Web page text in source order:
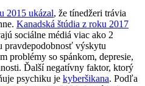
2015 ukázal, že tínedžeri trávia
Kanadská štúdia z roku 2017
sociálne médiá viac ako 2
pravdepodobnosť výskytu
problémy so spánkom, depresie,
Ďalší negatívny faktor, ktorý
psychiku je kyberšikana. Podľa